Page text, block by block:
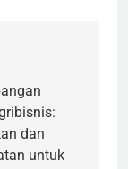
dan
untuk